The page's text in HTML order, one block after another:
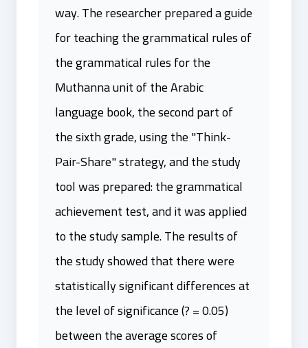
way. The researcher prepared a guide
for teaching the grammatical rules of
the grammatical rules for the
Muthanna unit of the Arabic
language book, the second part of
the sixth grade, using the "Think-
Pair-Share" strategy, and the study
tool was prepared: the grammatical
achievement test, and it was applied
to the study sample. The results of
the study showed that there were
statistically significant differences at
the level of significance (? = 0.05)
between the average scores of